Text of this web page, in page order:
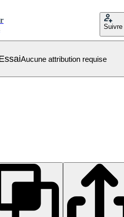
Suivre
Aucune attribution requise